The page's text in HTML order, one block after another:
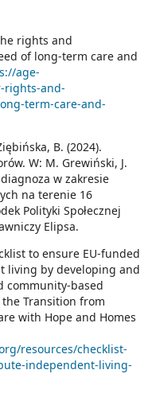
rights and
of long-term care and
age-
rights-and-
term-care-and-
B. (2024).
W: M. Grewiński, J.
w zakresie
na terenie 16
Polityki Społecznej
Elipsa.
to ensure EU-funded
living by developing and
community-based
Transition from
with Hope and Homes
resources/checklist-
independent-living-